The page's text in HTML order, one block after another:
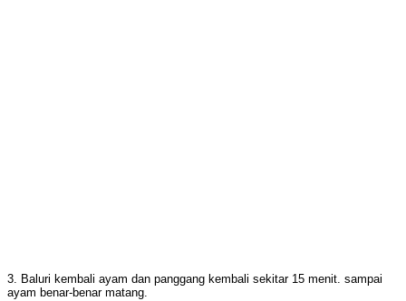
3. Baluri kembali ayam dan panggang kembali sekitar 15 menit. sampai
ayam benar-benar matang.